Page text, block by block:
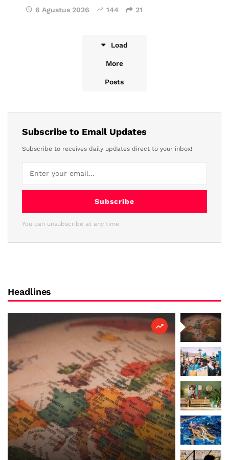
6 Agustus 2026 144 21
Load
More
Posts
Subscribe to Email Updates
Subscribe to receives daily updates direct to your inbox!
Subscribe
You can unsubscribe at any time
Headlines